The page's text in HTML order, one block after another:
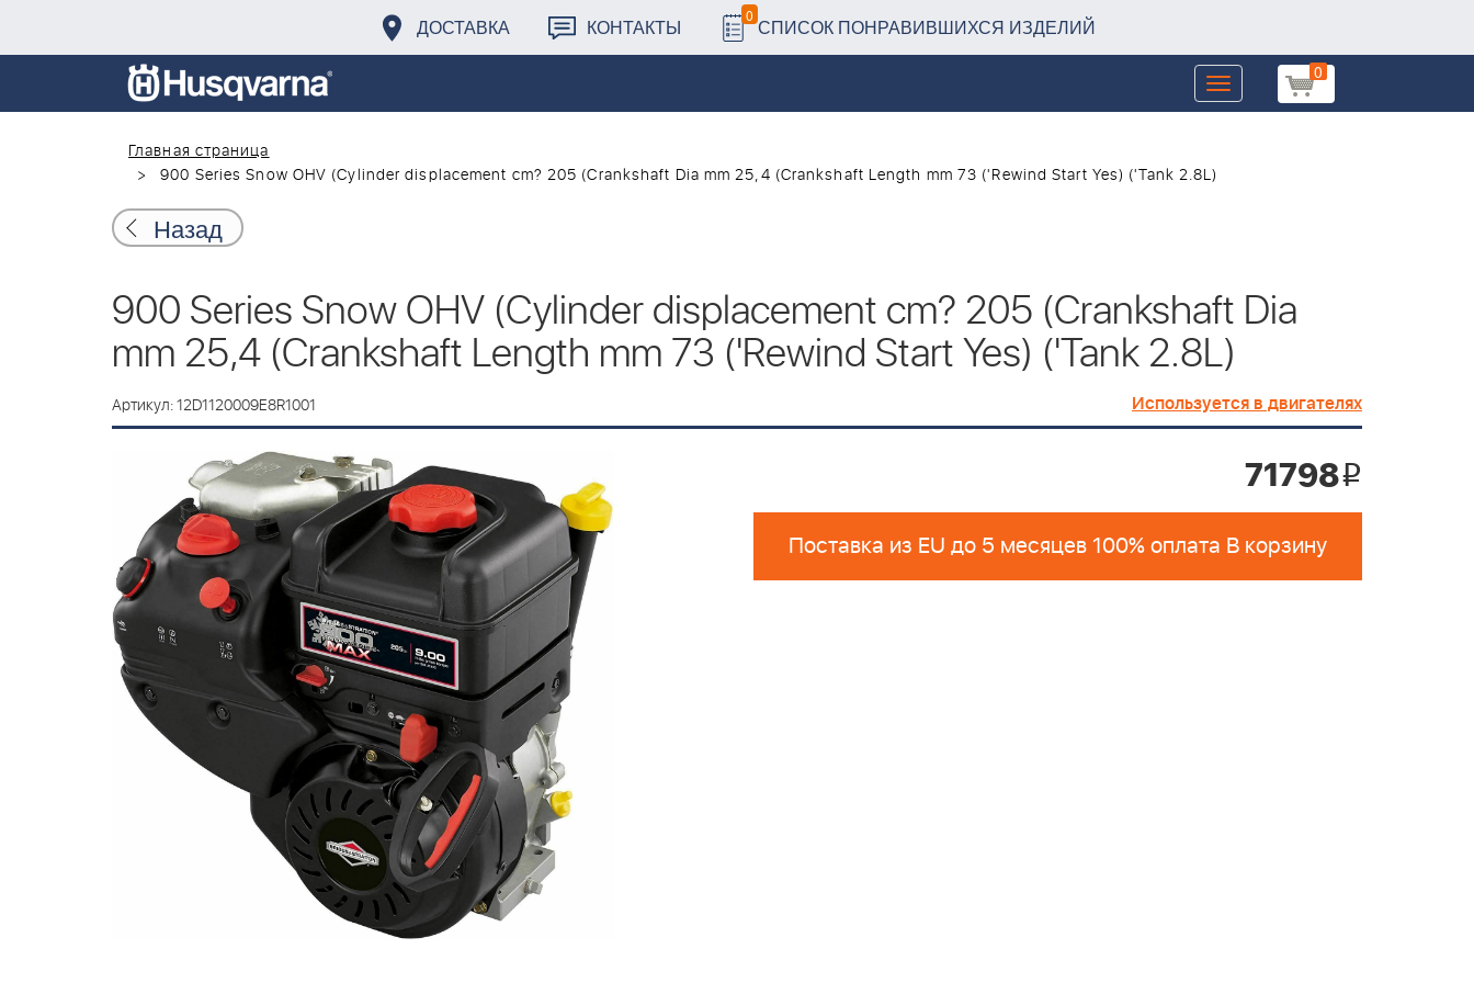
ДОСТАВКА КОНТАКТЫ 0 СПИСОК ПОНРАВИВШИХСЯ ИЗДЕЛИЙ
0
Toggle
navigation
Главная страница
900 Series Snow OHV (Cylinder displacement cm? 205 (Crankshaft Dia mm 25,4 (Crankshaft Length mm 73 ('Rewind Start Yes) ('Tank 2.8L)
Назад
900 Series Snow OHV (Cylinder displacement cm? 205 (Crankshaft Dia
mm 25,4 (Crankshaft Length mm 73 ('Rewind Start Yes) ('Tank 2.8L)
Артикул: 12D1120009E8R1001 Используется в двигателях
71798i
Поставка из EU до 5 месяцев 100% оплата В корзину